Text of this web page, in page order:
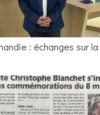
: échanges sur